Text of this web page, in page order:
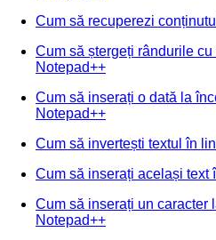
Cum să recuperezi
Cum să ștergeți rândurile
Notepad++
Cum să inserați o dată la
Notepad++
Cum să invertești textul în
Cum să inserați același
Cum să inserați un caracter
Notepad++